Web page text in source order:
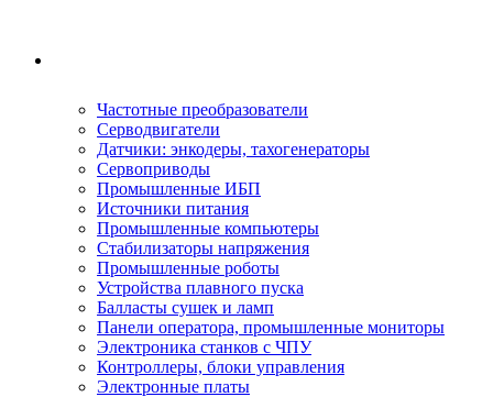
Частотные преобразователи
Серводвигатели
Датчики: энкодеры, тахогенераторы
Сервоприводы
Промышленные ИБП
Источники питания
Промышленные компьютеры
Стабилизаторы напряжения
Промышленные роботы
Устройства плавного пуска
Балласты сушек и ламп
Панели оператора, промышленные мониторы
Электроника станков с ЧПУ
Контроллеры, блоки управления
Электронные платы